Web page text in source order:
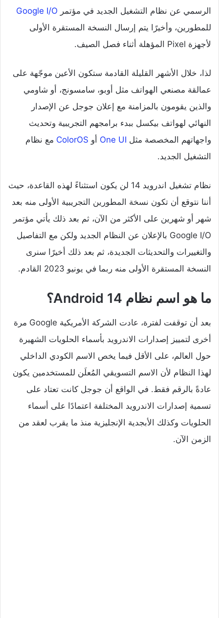
الرسمي عن نظام التشغيل الجديد في مؤتمر Google I/O
للمطورين، وأخيرًا يتم إرسال النسخة المستقرة الأولى
لأجهزة Pixel المؤهلة أثناء فصل الصيف.
لذا، خلال الأشهر القليلة القادمة ستكون الأعين موجّهة على
عمالقة مصنعي الهواتف مثل أوبو، سامسونج، أو شاومي
والذين يقومون بالمزامنة مع إعلان جوجل عن الإصدار
النهائي لهواتف بيكسل ببدء برامجهم التجريبية وتحديث
واجهاتهم المخصصة مثل One UI أو ColorOS مع نظام
التشغيل الجديد.
نظام تشغيل اندرويد 14 لن يكون استثناءً لهذه القاعدة، حيث
أننا نتوقع أن تكون نسخة المطورين التجريبية الأولى منه بعد
شهر أو شهرين على الأكثر من الآن، ثم بعد ذلك يأتي مؤتمر
Google I/O بالإعلان عن النظام الجديد ولكن مع التفاصيل
والتغييرات والتحديثات الجديدة، ثم بعد ذلك أخيرًا سنرى
النسخة المستقرة الأولى منه ربما في يونيو 2023 القادم.
ما هو اسم نظام Android 14؟
بعد أن توقفت لفترة، عادت الشركة الأمريكية Google مرة
أخرى لتمييز إصدارات الاندرويد بأسماء الحلويات الشهيرة
حول العالم، على الأقل فيما يخص الاسم الكودي الداخلي
لهذا النظام لأن الاسم التسويقي المُعلَن للمستخدمين يكون
عادةً بالرقم فقط. في الواقع أن جوجل كانت تعتاد على
تسمية إصدارات الاندرويد المختلفة اعتمادًا على أسماء
الحلويات وكذلك الأبجدية الإنجليزية منذ ما يقرب لعقد من
الزمن الآن.